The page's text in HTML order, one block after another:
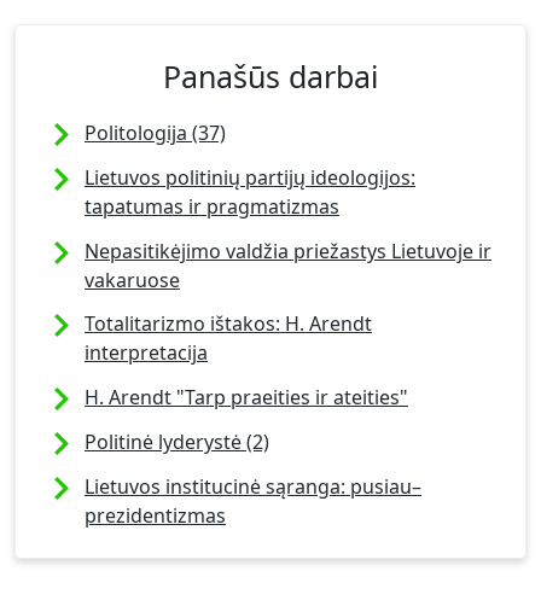
Panašūs darbai
Politologija (37)
Lietuvos politinių partijų ideologijos:
tapatumas ir pragmatizmas
Nepasitikėjimo valdžia priežastys Lietuvoje ir
vakaruose
Totalitarizmo ištakos: H. Arendt
interpretacija
H. Arendt "Tarp praeities ir ateities"
Politinė lyderystė (2)
Lietuvos institucinė sąranga: pusiau–
prezidentizmas